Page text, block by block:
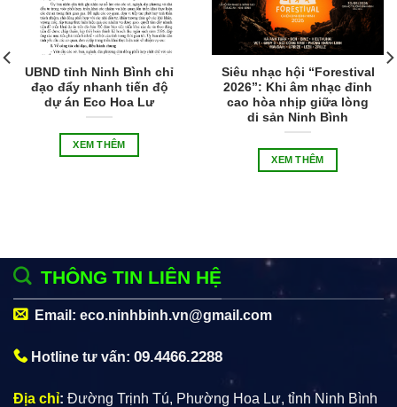
UBND tỉnh Ninh Bình chỉ
đạo đẩy nhanh tiến độ
dự án Eco Hoa Lư
XEM THÊM
Siêu nhạc hội “Forestival
2026”: Khi âm nhạc đỉnh
cao hòa nhịp giữa lòng
di sản Ninh Bình
XEM THÊM
THÔNG TIN LIÊN HỆ
Email: eco.ninhbinh.vn@gmail.com
Hotline tư vấn: 09.4466.2288
Địa chỉ: Đường Trịnh Tú, Phường Hoa Lư, tỉnh Ninh Bình